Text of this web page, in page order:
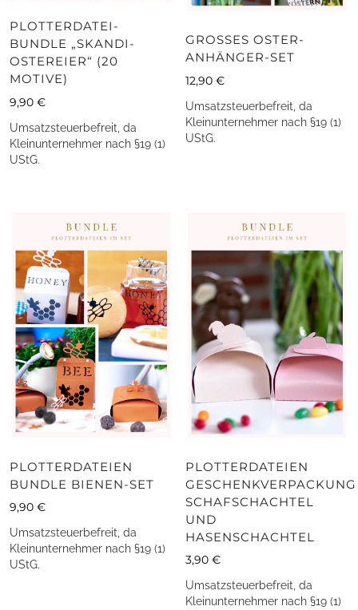
PLOTTERDATEI-
BUNDLE „SKANDI-
OSTEREIER“ (20
MOTIVE)
9,90 €
Umsatzsteuerbefreit, da
Kleinunternehmer nach §19 (1)
UStG.
GROSSES OSTER-A
NHÄNGER-SET
12,90€
Umsatzsteuerbefreit, da
Kleinunternehmer nach §19 (1)
UStG.
PLOTTERDATEIEN
BUNDLE BIENEN-SET
9,90 €
Umsatzsteuerbefreit, da
Kleinunternehmer nach §19 (1)
UStG.
PLOTTERDATEIEN
GESCHENKVERPACKUNG
SCHAFSCHACHTEL
UND
HASENSCHACHTEL
3,90€
Umsatzsteuerbefreit, da
Kleinunternehmer nach §19 (1)